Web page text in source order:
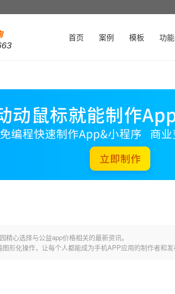
首页 案例 模板 功
心选择与公益app价格相关的最新资讯。
形化操作，让每个人都能成为手机APP应用的制作者和发